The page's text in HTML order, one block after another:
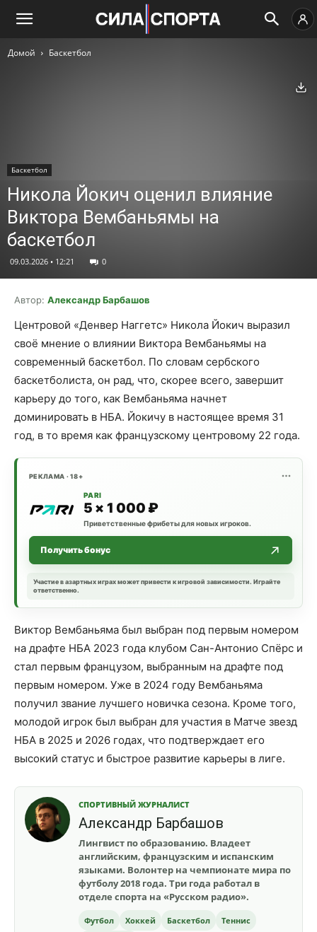
Домой Баскетбол
Баскетбол
Никола Йокич оценил влияние
Виктора Вембаньямы на
баскетбол
09.03.2026 • 12:21 0
Автор: Александр Барбашов
Центровой «Денвер Наггетс» Никола Йокич выразил
своё мнение о влиянии Виктора Вембаньямы на
современный баскетбол. По словам сербского
баскетболиста, он рад, что, скорее всего, завершит
карьеру до того, как Вембаньяма начнет
доминировать в НБА. Йокичу в настоящее время 31
год, в то время как французскому центровому 22 года.
РЕКЛАМА · 18+
PARI
5 × 1 000 ₽
Приветственные фрибеты для новых игроков.
Получить бонус
Участие в азартных играх может привести к игровой зависимости. Играйте
ответственно.
Виктор Вембаньяма был выбран под первым номером
на драфте НБА 2023 года клубом Сан-Антонио Спёрс и
стал первым французом, выбранным на драфте под
первым номером. Уже в 2024 году Вембаньяма
получил звание лучшего новичка сезона. Кроме того,
молодой игрок был выбран для участия в Матче звезд
НБА в 2025 и 2026 годах, что подтверждает его
высокий статус и быстрое развитие карьеры в лиге.
СПОРТИВНЫЙ ЖУРНАЛИСТ
Александр Барбашов
Лингвист по образованию. Владеет
английским, французским и испанским
языками. Волонтер на чемпионате мира по
футболу 2018 года. Три года работал в
отделе спорта на «Русском радио».
Футбол Хоккей Баскетбол
Теннис